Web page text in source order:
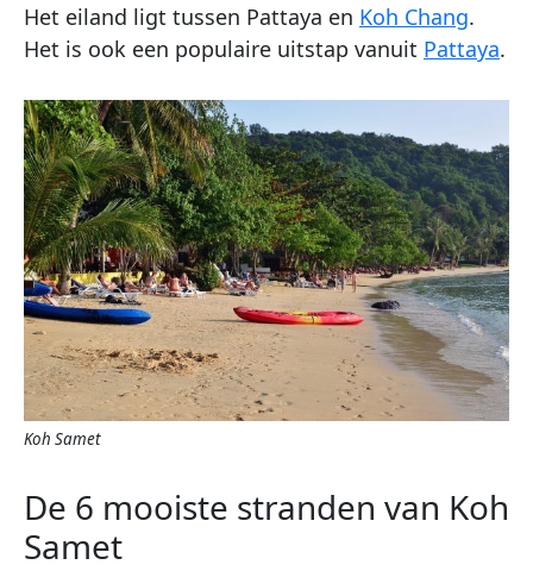
Het eiland ligt tussen Pattaya en Koh Chang.
Het is ook een populaire uitstap vanuit Pattaya.
Koh Samet
De 6 mooiste stranden van Koh
Samet